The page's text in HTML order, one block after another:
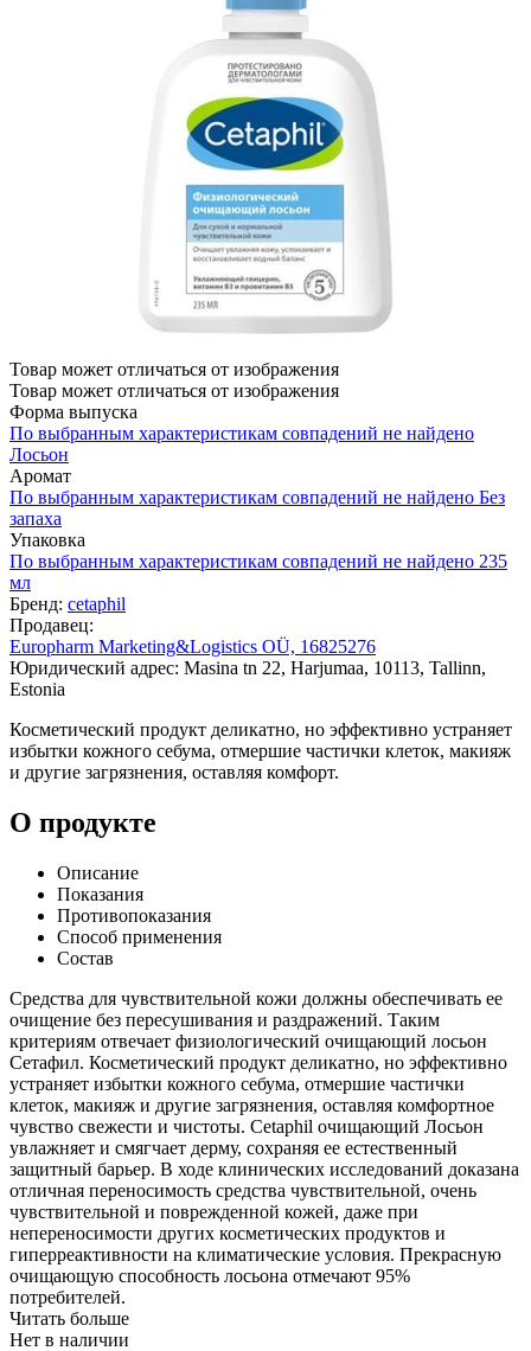
Товар может отличаться от изображения
Товар может отличаться от изображения
Форма выпуска
По выбранным характеристикам совпадений не найдено
Лосьон
Аромат
По выбранным характеристикам совпадений не найдено Без
запаха
Упаковка
По выбранным характеристикам совпадений не найдено 235
мл
Бренд: cetaphil
Продавец:
Europharm Marketing&Logistics OÜ, 16825276
Юридический адрес: Masina tn 22, Harjumaa, 10113, Tallinn,
Estonia
Косметический продукт деликатно, но эффективно устраняет
избытки кожного себума, отмершие частички клеток, макияж
и другие загрязнения, оставляя комфорт.
О продукте
Описание
Показания
Противопоказания
Способ применения
Состав
Средства для чувствительной кожи должны обеспечивать ее
очищение без пересушивания и раздражений. Таким
критериям отвечает физиологический очищающий лосьон
Сетафил. Косметический продукт деликатно, но эффективно
устраняет избытки кожного себума, отмершие частички
клеток, макияж и другие загрязнения, оставляя комфортное
чувство свежести и чистоты. Cetaphil очищающий Лосьон
увлажняет и смягчает дерму, сохраняя ее естественный
защитный барьер. В ходе клинических исследований доказана
отличная переносимость средства чувствительной, очень
чувствительной и поврежденной кожей, даже при
непереносимости других косметических продуктов и
гиперреактивности на климатические условия. Прекрасную
очищающую способность лосьона отмечают 95%
потребителей.
Читать больше
Нет в наличии